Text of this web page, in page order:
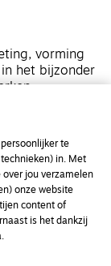
vorming
het bijzonder
te
in. Met
jou verzamelen
onze website
content of
is het dankzij